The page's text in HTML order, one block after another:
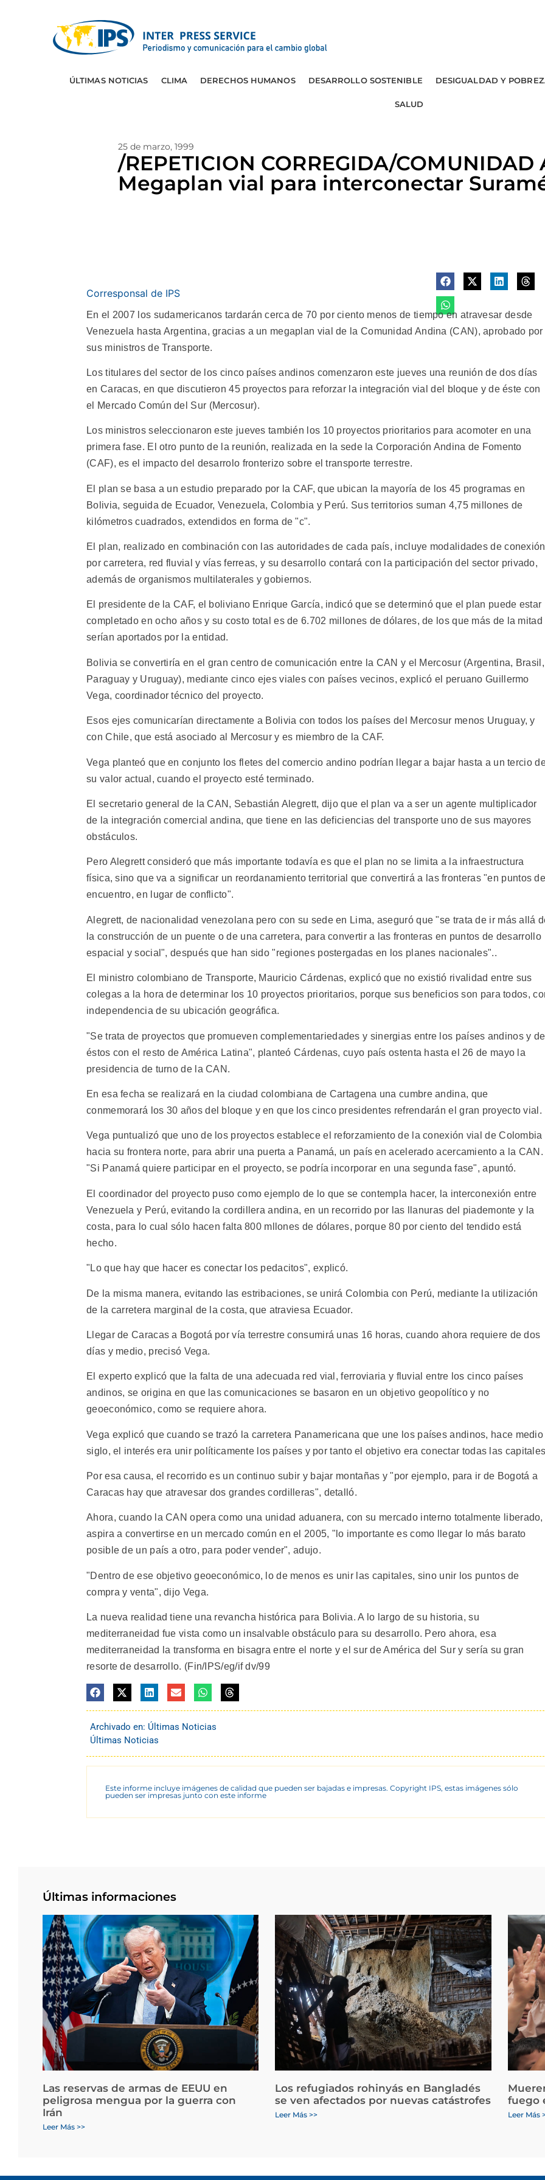
ÚLTIMAS NOTICIAS CLIMA DERECHOS HUMANOS DESARROLLO SOSTENIBLE DESIGUALDAD Y
SALUD
25 de marzo, 1999
/REPETICION CORREGIDA/COMUNIDAD
Megaplan vial para interconectar
Corresponsal de IPS
En el 2007 los sudamericanos tardarán cerca de 70 por ciento menos de tiempo en atravesar desde
Venezuela hasta Argentina, gracias a un megaplan vial de la Comunidad Andina (CAN), aprobado por
sus ministros de Transporte.
Los titulares del sector de los cinco países andinos comenzaron este jueves una reunión de dos días
en Caracas, en que discutieron 45 proyectos para reforzar la integración vial del bloque y de éste con
el Mercado Común del Sur (Mercosur).
Los ministros seleccionaron este jueves también los 10 proyectos prioritarios para acomoter en una
primera fase. El otro punto de la reunión, realizada en la sede la Corporación Andina de Fomento
(CAF), es el impacto del desarrolo fronterizo sobre el transporte terrestre.
El plan se basa a un estudio preparado por la CAF, que ubican la mayoría de los 45 programas en
Bolivia, seguida de Ecuador, Venezuela, Colombia y Perú. Sus territorios suman 4,75 millones de
kilómetros cuadrados, extendidos en forma de "c".
El plan, realizado en combinación con las autoridades de cada país, incluye modalidades de conexión
por carretera, red fluvial y vías ferreas, y su desarrollo contará con la participación del sector privado,
además de organismos multilaterales y gobiernos.
El presidente de la CAF, el boliviano Enrique García, indicó que se determinó que el plan puede estar
completado en ocho años y su costo total es de 6.702 millones de dólares, de los que más de la mitad
serían aportados por la entidad.
Bolivia se convertiría en el gran centro de comunicación entre la CAN y el Mercosur (Argentina, Brasil,
Paraguay y Uruguay), mediante cinco ejes viales con países vecinos, explicó el peruano Guillermo
Vega, coordinador técnico del proyecto.
Esos ejes comunicarían directamente a Bolivia con todos los países del Mercosur menos Uruguay, y
con Chile, que está asociado al Mercosur y es miembro de la CAF.
Vega planteó que en conjunto los fletes del comercio andino podrían llegar a bajar hasta a un tercio
su valor actual, cuando el proyecto esté terminado.
El secretario general de la CAN, Sebastián Alegrett, dijo que el plan va a ser un agente multiplicador
de la integración comercial andina, que tiene en las deficiencias del transporte uno de sus mayores
obstáculos.
Pero Alegrett consideró que más importante todavía es que el plan no se limita a la infraestructura
física, sino que va a significar un reordanamiento territorial que convertirá a las fronteras "en puntos
encuentro, en lugar de conflicto".
Alegrett, de nacionalidad venezolana pero con su sede en Lima, aseguró que "se trata de ir más allá
la construcción de un puente o de una carretera, para convertir a las fronteras en puntos de desarrollo
espacial y social", después que han sido "regiones postergadas en los planes nacionales"..
El ministro colombiano de Transporte, Mauricio Cárdenas, explicó que no existió rivalidad entre sus
colegas a la hora de determinar los 10 proyectos prioritarios, porque sus beneficios son para todos,
independencia de su ubicación geográfica.
"Se trata de proyectos que promueven complementariedades y sinergias entre los países andinos y de
éstos con el resto de América Latina", planteó Cárdenas, cuyo país ostenta hasta el 26 de mayo la
presidencia de turno de la CAN.
En esa fecha se realizará en la ciudad colombiana de Cartagena una cumbre andina, que
conmemorará los 30 años del bloque y en que los cinco presidentes refrendarán el gran proyecto vial.
Vega puntualizó que uno de los proyectos establece el reforzamiento de la conexión vial de Colombia
hacia su frontera norte, para abrir una puerta a Panamá, un país en acelerado acercamiento a la CAN.
"Si Panamá quiere participar en el proyecto, se podría incorporar en una segunda fase", apuntó.
El coordinador del proyecto puso como ejemplo de lo que se contempla hacer, la interconexión entre
Venezuela y Perú, evitando la cordillera andina, en un recorrido por las llanuras del piademonte y la
costa, para lo cual sólo hacen falta 800 mllones de dólares, porque 80 por ciento del tendido está
hecho.
"Lo que hay que hacer es conectar los pedacitos", explicó.
De la misma manera, evitando las estribaciones, se unirá Colombia con Perú, mediante la utilización
de la carretera marginal de la costa, que atraviesa Ecuador.
Llegar de Caracas a Bogotá por vía terrestre consumirá unas 16 horas, cuando ahora requiere de dos
días y medio, precisó Vega.
El experto explicó que la falta de una adecuada red vial, ferroviaria y fluvial entre los cinco países
andinos, se origina en que las comunicaciones se basaron en un objetivo geopolítico y no
geoeconómico, como se requiere ahora.
Vega explicó que cuando se trazó la carretera Panamericana que une los países andinos, hace medio
siglo, el interés era unir políticamente los países y por tanto el objetivo era conectar todas las
Por esa causa, el recorrido es un continuo subir y bajar montañas y "por ejemplo, para ir de Bogotá a
Caracas hay que atravesar dos grandes cordilleras", detalló.
Ahora, cuando la CAN opera como una unidad aduanera, con su mercado interno totalmente liberado,
aspira a convertirse en un mercado común en el 2005, "lo importante es como llegar lo más barato
posible de un país a otro, para poder vender", adujo.
"Dentro de ese objetivo geoeconómico, lo de menos es unir las capitales, sino unir los puntos de
compra y venta", dijo Vega.
La nueva realidad tiene una revancha histórica para Bolivia. A lo largo de su historia, su
mediterraneidad fue vista como un insalvable obstáculo para su desarrollo. Pero ahora, esa
mediterraneidad la transforma en bisagra entre el norte y el sur de América del Sur y sería su gran
resorte de desarrollo. (Fin/IPS/eg/if dv/99
Archivado en: Últimas Noticias
Últimas Noticias
Este informe incluye imágenes de calidad que pueden ser bajadas e impresas. Copyright IPS, estas imágenes sólo
pueden ser impresas junto con este informe
Últimas informaciones
Las reservas de armas de EEUU en
peligrosa mengua por la guerra con
Irán
Leer Más >>
Los refugiados rohinyás en Bangladés
se ven afectados por nuevas catástrofes
Leer Más >>
fuego
Leer Más